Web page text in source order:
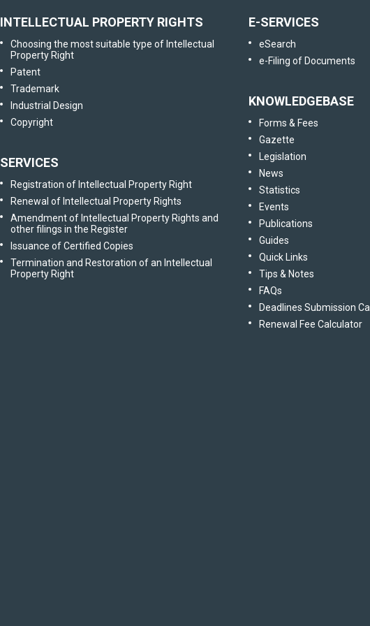
INTELLECTUAL PROPERTY RIGHTS
Choosing the most suitable type of Intellectual
Property Right
Patent
Trademark
Industrial Design
Copyright
SERVICES
Registration of Intellectual Property Right
Renewal of Intellectual Property Rights
Amendment of Intellectual Property Rights and
other filings in the Register
Issuance of Certified Copies
Termination and Restoration of an Intellectual
Property Right
E-SERVICES
eSearch
e-Filing of Documents
KNOWLEDGEBASE
Forms & Fees
Gazette
Legislation
News
Statistics
Events
Publications
Guides
Quick Links
Tips & Notes
FAQs
Deadlines Submission
Renewal Fee Calculator